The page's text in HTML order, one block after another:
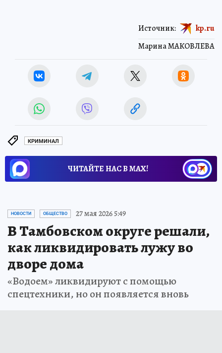
Марина МАКОВЛЕВА
Источник: kp.ru
КРИМИНАЛ
ЧИТАЙТЕ НАС В МАХ!
НОВОСТИ ОБЩЕСТВО 27 мая 2026 5:49
В Тамбовском округе решали,
как ликвидировать лужу во
дворе дома
«Водоем» ликвидируют с помощью
спецтехники, но он появляется вновь